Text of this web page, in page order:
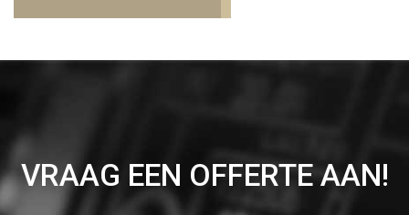
VRAAG EEN OFFERTE AAN!